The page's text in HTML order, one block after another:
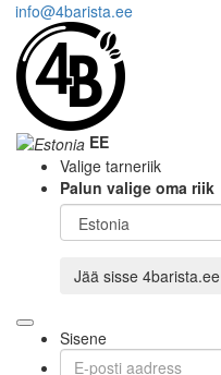
info@4barista.ee
EE
Valige tarneriik
Palun valige oma riik
Jää sisse 4barista.ee
Sisene